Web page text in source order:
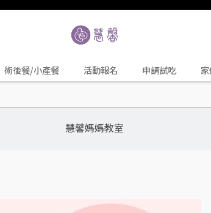
術後餐/小產餐 活動報名 申請試吃
慧馨媽媽教室